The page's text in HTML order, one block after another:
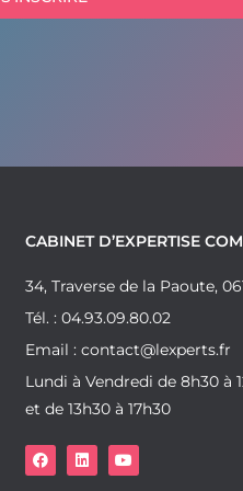
CABINET D’EXPERTISE
34, Traverse de la Paoute,
Tél. : 04.93.09.80.02
Email : contact@lexperts.fr
Lundi à Vendredi de 8h30 à
et de 13h30 à 17h30